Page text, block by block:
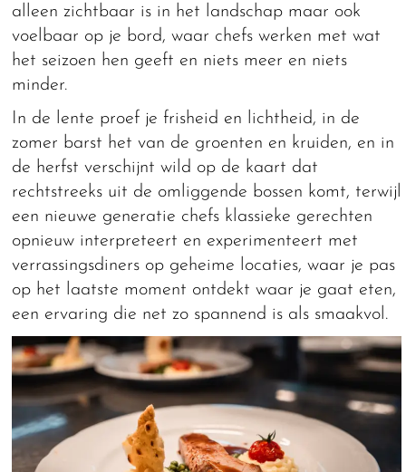
alleen zichtbaar is in het landschap maar ook
voelbaar op je bord, waar chefs werken met wat
het seizoen hen geeft en niets meer en niets
minder.
In de lente proef je frisheid en lichtheid, in de
zomer barst het van de groenten en kruiden, en in
de herfst verschijnt wild op de kaart dat
rechtstreeks uit de omliggende bossen komt, terwijl
een nieuwe generatie chefs klassieke gerechten
opnieuw interpreteert en experimenteert met
verrassingsdiners op geheime locaties, waar je pas
op het laatste moment ontdekt waar je gaat eten,
een ervaring die net zo spannend is als smaakvol.